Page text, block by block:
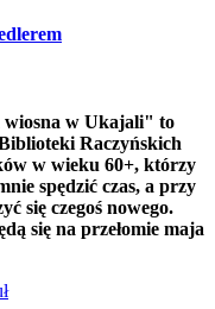
wiosna w Ukajali" to
Raczyńskich
w wieku 60+, którzy
spędzić czas, a przy
się czegoś nowego.
się na przełomie maja